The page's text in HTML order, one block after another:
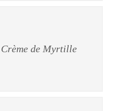
Crème de Myrtille